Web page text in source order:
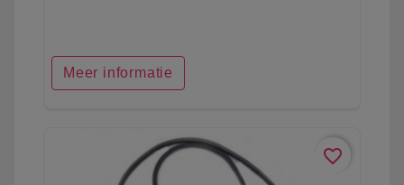
Meer informatie
favorite_border